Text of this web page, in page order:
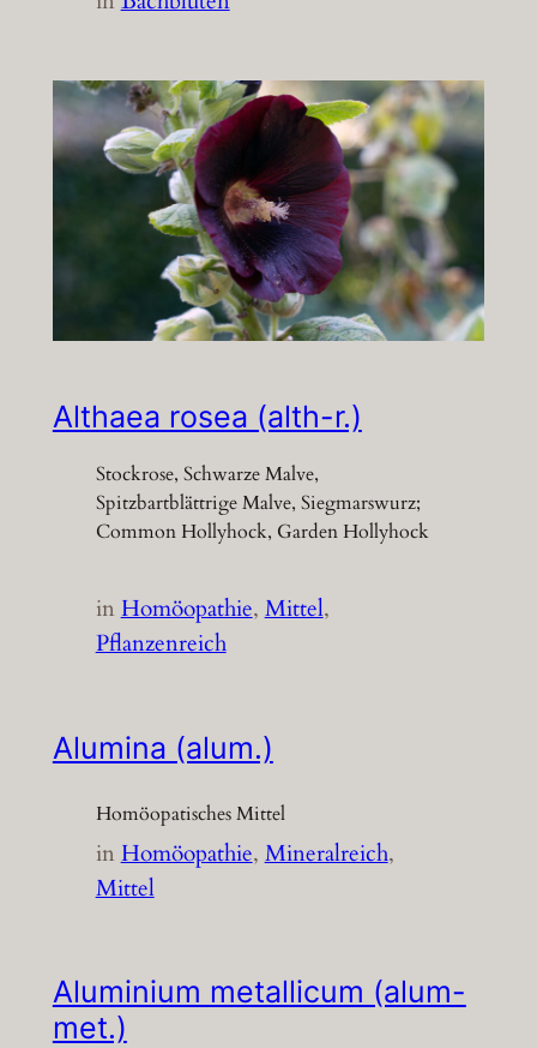
Althaea rosea (alth-r.)
Stockrose, Schwarze Malve,
Spitzbartblättrige Malve, Siegmarswurz;
Common Hollyhock, Garden Hollyhock
inHomöopathie, Mittel
Pflanzenreich
Alumina (alum.)
Homöopatisches Mittel
inHomöopathie, Mineralreich
Mittel
Aluminium metallicum (alum-
met.)